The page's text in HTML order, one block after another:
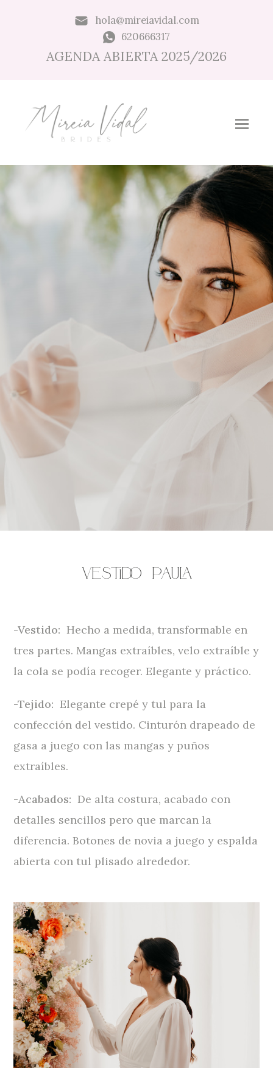
hola@mireiavidal.com
620666317
AGENDA ABIERTA 2025/2026
Vestido Paula
-Vestido: Hecho a medida, transformable en
tres partes. Mangas extraíbles, velo extraíble y
la cola se podía recoger. Elegante y práctico.
-Tejido: Elegante crepé y tul para la
confección del vestido. Cinturón drapeado de
gasa a juego con las mangas y puños
extraíbles.
-Acabados: De alta costura, acabado con
detalles sencillos pero que marcan la
diferencia. Botones de novia a juego y espalda
abierta con tul plisado alrededor.